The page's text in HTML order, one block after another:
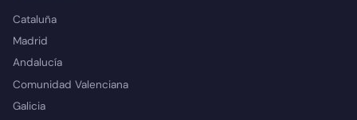
Cataluña
Madrid
Andalucía
Comunidad Valenciana
Galicia